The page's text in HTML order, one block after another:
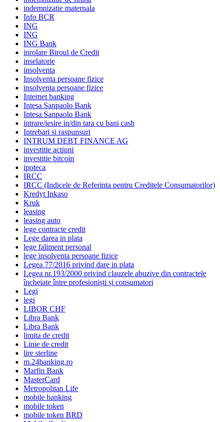
indemnizatie maternala
Info BCR
ING
ING
ING Bank
inrolare Biroul de Credit
inselatorie
insolventa
Insolventa persoane fizice
insolventa persoane fizice
Internet banking
Intesa Sanpaolo Bank
Intesa Sanpaolo Bank
intrare/iesire in/din tara cu bani cash
Intrebari si raspunsuri
INTRUM DEBT FINANCE AG
investitie actiuni
investitie bitcoin
ipoteca
IRCC
IRCC (Indicele de Referinta pentru Creditele Consumatorilor)
Kredyt Inkaso
Kruk
leasing
leasing auto
lege contracte credit
Lege darea in plata
lege faliment personal
lege insolventa persoane fizice
Legea 77/2016 privind dare in plata
Legea nr.193/2000 privind clauzele abuzive din contractele
încheiate între profesioniști și consumatori
Legi
legi
LIBOR CHF
Libra Bank
Libra Bank
limita de credit
Linie de credit
lire sterline
m.24banking.ro
Marfin Bank
MasterCard
Metropolitan Life
mobile banking
mobile token
mobile token BRD